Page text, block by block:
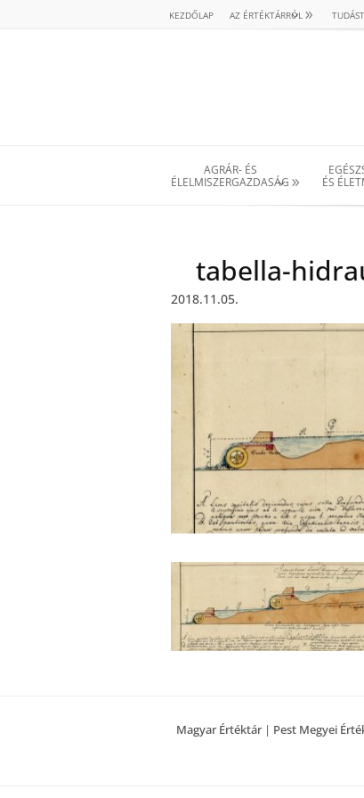
KEZDŐLAP AZ ÉRTÉKTÁRRÓL
AGRÁR- ÉS
ÉLELMISZERGAZDASÁG
ÉS
tabella-
2018.11.05.
Magyar Értéktár| Pest Megyei